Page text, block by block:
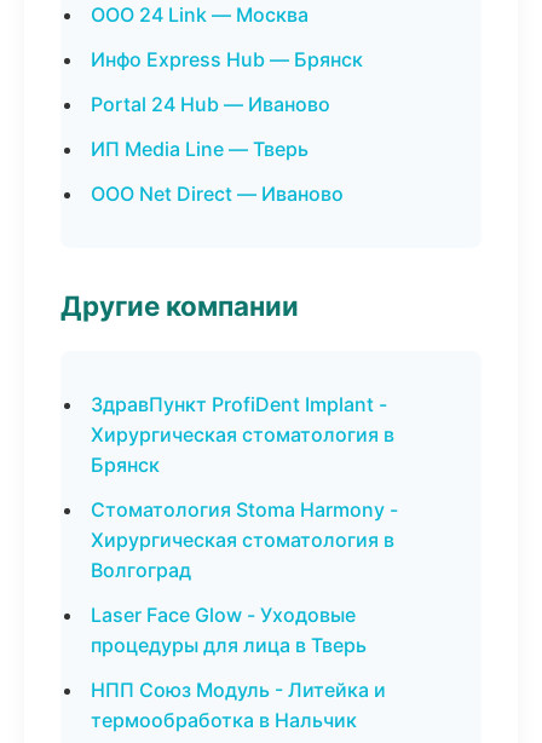
ООО 24 Link — Москва
Инфо Express Hub — Брянск
Portal 24 Hub — Иваново
ИП Media Line — Тверь
ООО Net Direct — Иваново
Другие компании
ЗдравПункт ProfiDent Implant -
Хирургическая стоматология в
Брянск
Стоматология Stoma Harmony -
Хирургическая стоматология в
Волгоград
Laser Face Glow - Уходовые
процедуры для лица в Тверь
НПП Союз Модуль - Литейка и
термообработка в Нальчик